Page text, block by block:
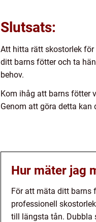
Slutsats:
Att hitta rätt skostorlek
ditt barns fötter och ta
behov.
Kom ihåg att barns fötter
Genom att göra detta
Hur mäter jag
För att mäta ditt barns
professionell
till längsta tån. Dubbla